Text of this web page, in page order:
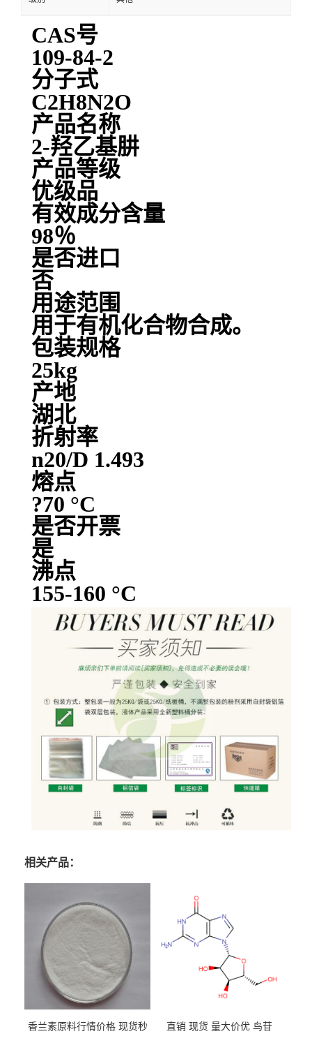
CAS号
109-84-2
分子式
C2H8N2O
产品名称
2-羟乙基肼
产品等级
优级品
有效成分含量
98％
是否进口
否
用途范围
用于有机化合物合成。
包装规格
25kg
产地
湖北
折射率
n20/D 1.493
熔点
?70 °C
是否开票
是
沸点
155-160 °C
相关产品：
香兰素原料行情价格 现货秒
直销 现货 量大价优 鸟苷